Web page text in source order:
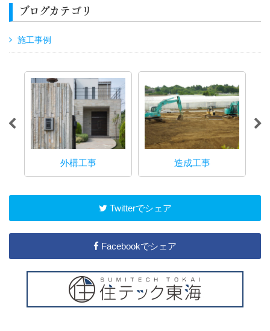
ブログカテゴリ
施工事例
外構工事 造成工事
Twitterでシェア
Facebookでシェア